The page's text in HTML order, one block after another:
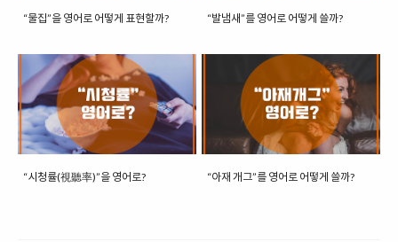
“물집”을 영어로 어떻게 표현할까? “발냄새”를 영어로 어떻게 쓸까?
“시청률(視聽率)”을 영어로? “아재 개그”를 영어로 어떻게 쓸까?